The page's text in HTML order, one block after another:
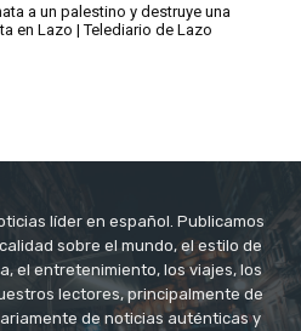
a un palestino y destruye una
en Lazo | Telediario de Lazo
líder en español. Publicamos
sobre el mundo, el estilo de
el entretenimiento, los viajes, los
lectores, principalmente de
de noticias auténticas y